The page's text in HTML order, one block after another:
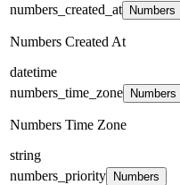
numbers_created_at
Numbers
Numbers Created At
datetime
numbers_time_zone
Numbers
Numbers Time Zone
string
numbers_priority
Numbers